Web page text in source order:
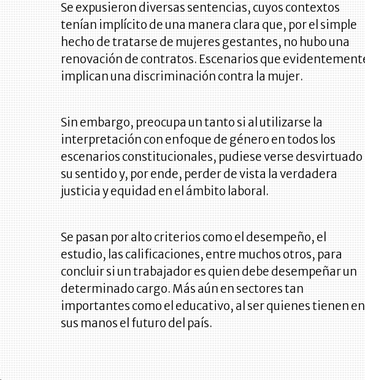
Se expusieron diversas sentencias, cuyos contextos
tenían implícito de una manera clara que, por el simple
hecho de tratarse de mujeres gestantes, no hubo una
renovación de contratos. Escenarios que
implican una discriminación contra la mujer.
Sin embargo, preocupa un tanto si al utilizarse la
interpretación con enfoque de género en todos los
escenarios constitucionales, pudiese verse desvirtuado
su sentido y, por ende, perder de vista la verdadera
justicia y equidad en el ámbito laboral.
Se pasan por alto criterios como el desempeño, el
estudio, las calificaciones, entre muchos otros, para
concluir si un trabajador es quien debe desempeñar un
determinado cargo. Más aún en sectores tan
importantes como el educativo, al ser quienes tienen en
sus manos el futuro del país.